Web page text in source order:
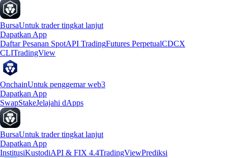
BursaUntuk trader tingkat lanjut
Dapatkan App
Daftar Pesanan SpotAPI TradingFutures PerpetualCDCX
CLITradingView
OnchainUntuk penggemar web3
Dapatkan App
SwapStakeJelajahi dApps
BursaUntuk trader tingkat lanjut
Dapatkan App
InstitusiKustodiAPI & FIX 4.4TradingViewPrediksi